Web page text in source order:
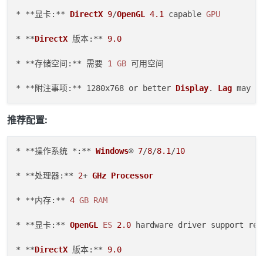
* **显卡:** DirectX 9/OpenGL 4.1 capable GPU
* **DirectX 版本:** 9.0
* **存储空间:** 需要 1 GB 可用空间
* **附注事项:** 1280x768 or better Display. Lag may
推荐配置:
* **操作系统 *:** Windows® 7/8/8.1/10
* **处理器:** 2+ GHz Processor
* **内存:** 4 GB RAM
* **显卡:** OpenGL ES 2.0 hardware driver support
* **DirectX 版本:** 9.0